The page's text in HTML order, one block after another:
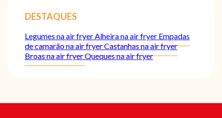
DESTAQUES
Legumes na air fryerAlheira na air fryer Empadas
de camarão na air fryerCastanhas na air fryer
Broas na air fryerQueques na air fryer